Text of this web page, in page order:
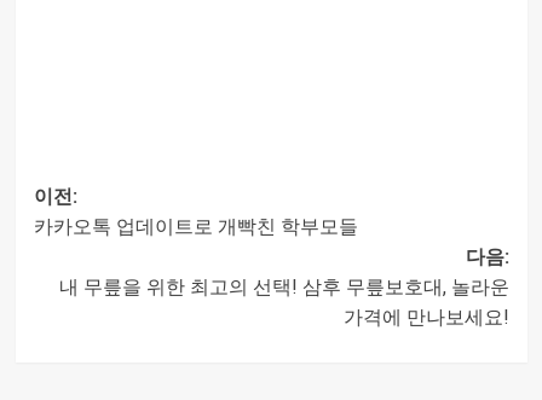
내비게이션
이전:
카카오톡 업데이트로 개빡친 학부모들
다음:
내 무릎을 위한 최고의 선택! 삼후 무릎보호대, 놀라운
가격에 만나보세요!